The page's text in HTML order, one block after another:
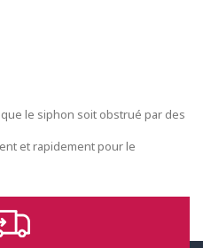
le siphon soit obstrué par des
et rapidement pour le